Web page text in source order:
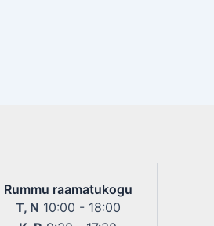
Rummu raamatukogu
T, N 10:00 - 18:00